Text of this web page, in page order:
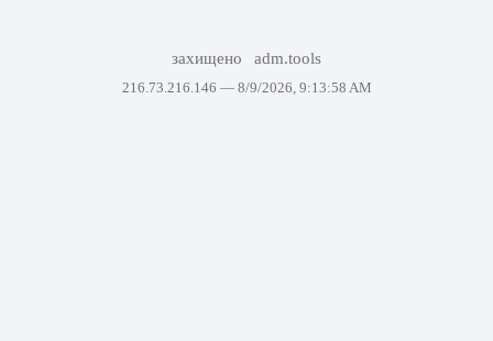
захищено adm.tools
216.73.216.146 — 8/9/2026, 9:13:58 AM